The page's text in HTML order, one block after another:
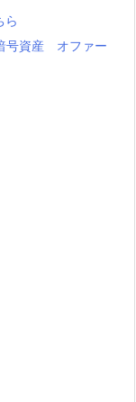
ら
号資産 オファー